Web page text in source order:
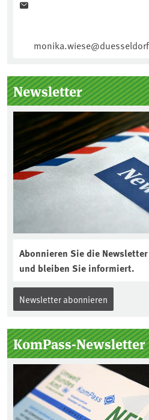
Newsletter
Abonnieren Sie die
und bleiben Sie informiert.
Newsletter abonnieren
KomPass-Newsletter